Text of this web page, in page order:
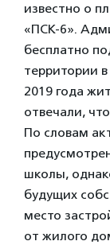
известно о
«ПСК-6».
бесплатно
территории
2019 года
отвечали,
По словам
школы,
будущих
место
от жилого